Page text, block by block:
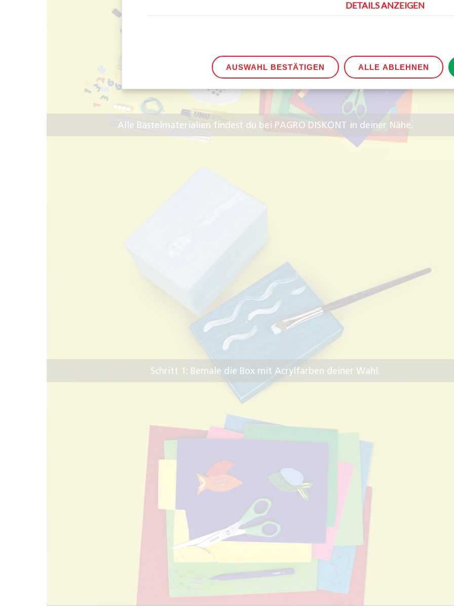
Alle Bastelmaterialien findest du bei PAGRO DISKONT in deiner Nähe.
Schritt 1: Bemale die Box mit Acrylfarben deiner Wahl.
DETAILS ANZEIGEN
AUSWAHL BESTÄTIGEN ALLE ABLEHNEN